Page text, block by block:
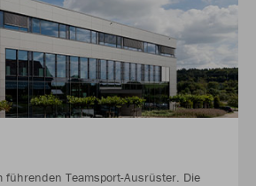
führenden Teamsport-Ausrüster. Die